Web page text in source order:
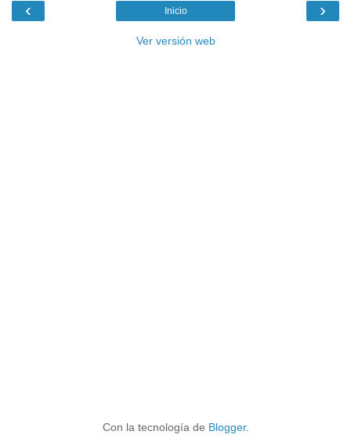
‹ ›
Inicio
Ver versión web
Con la tecnología de Blogger.